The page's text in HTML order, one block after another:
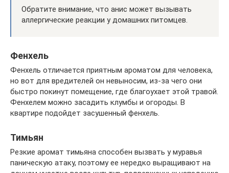
Обратите внимание, что анис может вызывать
аллергические реакции у домашних питомцев.
Фенхель
Фенхель отличается приятным ароматом для человека,
но вот для вредителей он невыносим, из-за чего они
быстро покинут помещение, где благоухает этой травой.
Фенхелем можно засадить клумбы и огороды. В
квартире подойдет засушенный фенхель.
Тимьян
Резкие аромат тимьяна способен вызвать у муравья
паническую атаку, поэтому ее нередко выращивают на